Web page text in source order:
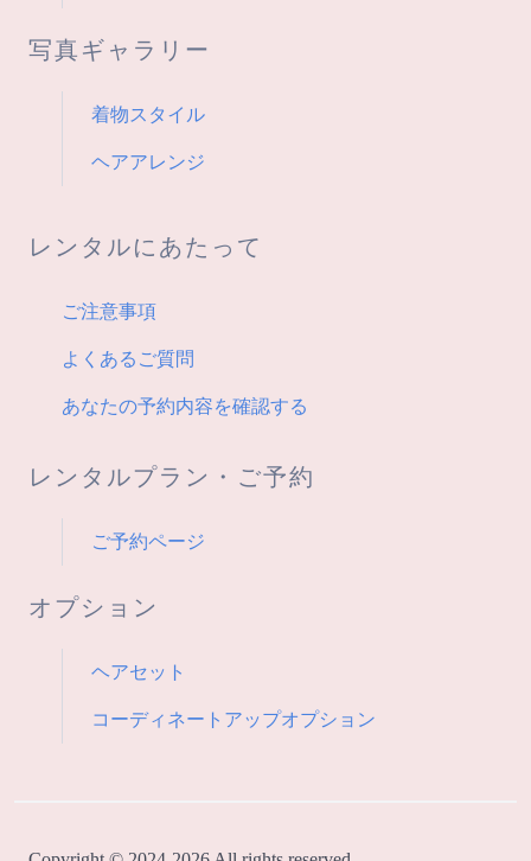
写真ギャラリー
着物スタイル
ヘアアレンジ
レンタルにあたって
ご注意事項
よくあるご質問
あなたの予約内容を確認する
レンタルプラン・ご予約
ご予約ページ
オプション
ヘアセット
コーディネートアップオプション